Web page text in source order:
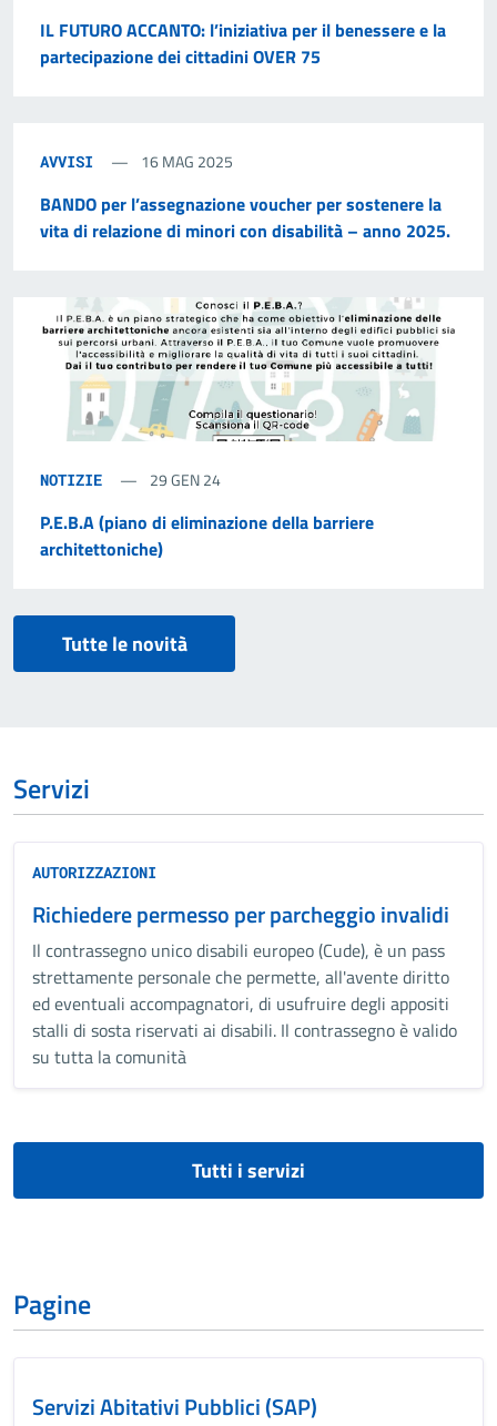
IL FUTURO ACCANTO: l’iniziativa per il benessere e la
partecipazione dei cittadini OVER 75
AVVISI 16 MAG 2025
BANDO per l’assegnazione voucher per sostenere la
vita di relazione di minori con disabilità – anno 2025.
NOTIZIE 29 GEN 24
P.E.B.A (piano di eliminazione della barriere
architettoniche)
Tutte le novità
Servizi
AUTORIZZAZIONI
Richiedere permesso per parcheggio invalidi
Il contrassegno unico disabili europeo (Cude), è un pass
strettamente personale che permette, all'avente diritto
ed eventuali accompagnatori, di usufruire degli appositi
stalli di sosta riservati ai disabili. Il contrassegno è valido
su tutta la comunità
Tutti i servizi
Pagine
Servizi Abitativi Pubblici (SAP)